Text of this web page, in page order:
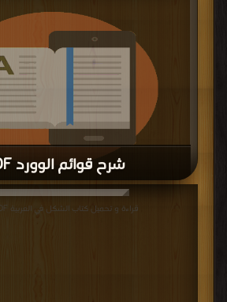
شرح قوائم الوورد PDF
قراءة و تحميل كتاب شرح قوائم الوورد PDF مجانا
قراءة و تحميل كتاب الشكل في العربية PDF مجانا